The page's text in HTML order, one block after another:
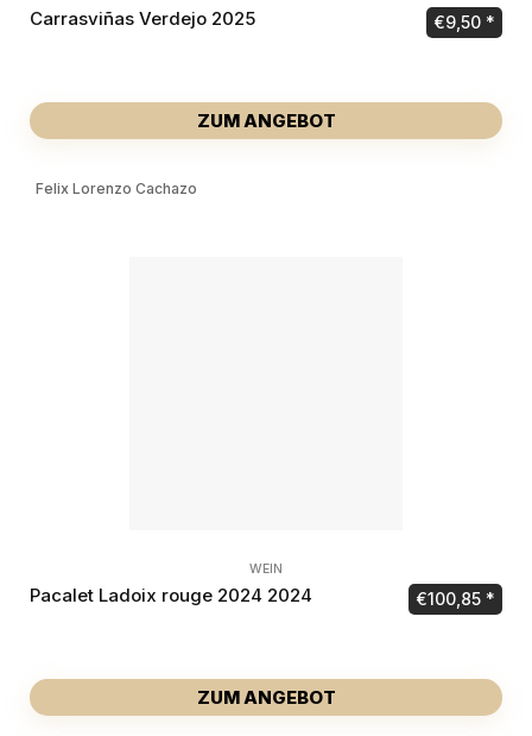
Carrasviñas Verdejo 2025 €9,50
ZUM ANGEBOT
Felix Lorenzo Cachazo
WEIN
Pacalet Ladoix rouge 2024 2024 €100,85
ZUM ANGEBOT